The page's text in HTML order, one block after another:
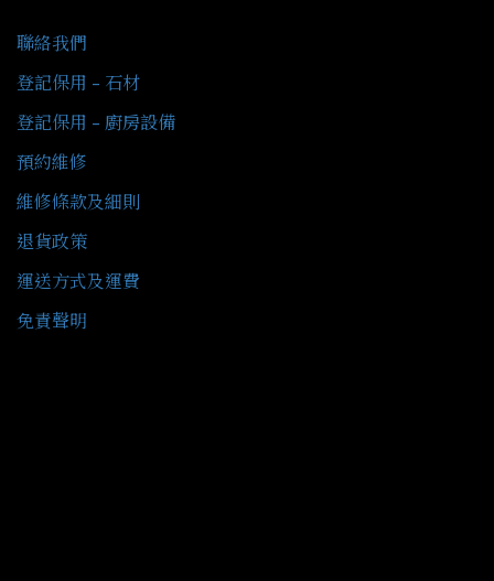
聯絡我們
登記保用 - 石材
登記保用 - 廚房設備
預約維修
維修條款及細則
退貨政策
運送方式及運費
免責聲明